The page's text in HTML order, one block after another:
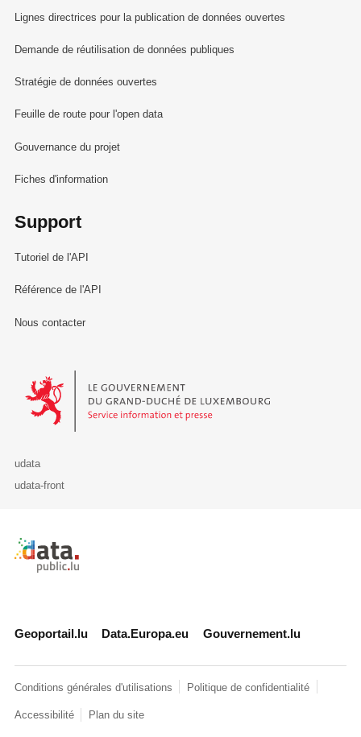
Lignes directrices pour la publication de données ouvertes
Demande de réutilisation de données publiques
Stratégie de données ouvertes
Feuille de route pour l'open data
Gouvernance du projet
Fiches d'information
Support
Tutoriel de l'API
Référence de l'API
Nous contacter
Le Gouvernement du Grand-Duché de Luxembourg - Service
udata
udata-front
Retour à l'accueil de data.public.lu
Geoportail.lu Data.Europa.eu Gouvernement.lu
Conditions générales d'utilisations Politique de confidentialité
Accessibilité Plan du site